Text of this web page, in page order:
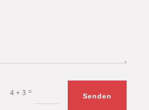
4 + 3 =
Senden